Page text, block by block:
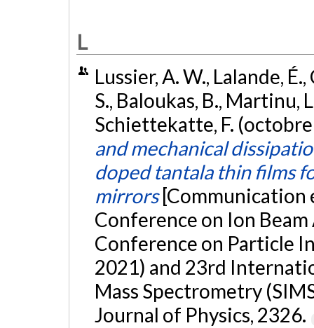
L
Lussier, A. W., Lalande,
S., Baloukas, B., Martinu,
Schiettekatte, F.
and mechanical
doped tantala thin films
mirrors
Conference on Ion
Conference on Particle
2021) and 23rd
Mass Spectrometry
Journal of Physics, 2326.